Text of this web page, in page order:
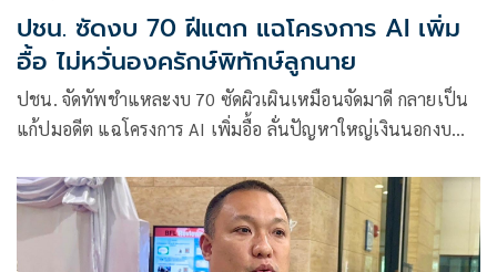
ปชน. ซัดงบ 70 ฝีแตก แฉโครงการ AI เพิ่ม
อื้อ ไม่หวั่นองครักษ์พิทักษ์ลูกนาย
ปชน. จัดทัพชำแหละงบ 70 ซัดผิวเผินเหมือนจัดมาดี กลายเป็น
แก้ปมอดีต แฉโครงการ AI เพิ่มอื้อ ลั่นปัญหาใหญ่เงินนอกงบ